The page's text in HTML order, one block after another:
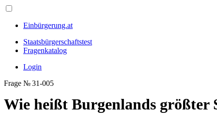
Einbürgerung.at
Staatsbürgerschaftstest
Fragenkatalog
Login
Frage № 31-005
Wie heißt Burgenlands größter